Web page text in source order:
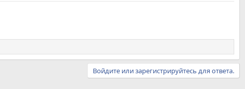
Войдите или зарегистрируйтесь для ответа.